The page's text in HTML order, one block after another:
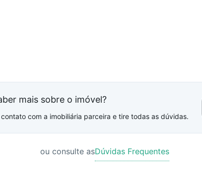
mais sobre o imóvel?
contato com a imobiliária parceira e tire todas as dúvidas.
ou consulte asDúvidas Frequentes